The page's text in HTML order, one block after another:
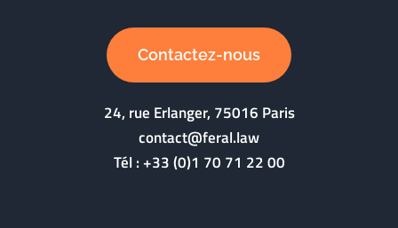
Contactez-nous
24, rue Erlanger, 75016 Paris
contact@feral.law
Tél :+33 (0)1 70 71 22 00